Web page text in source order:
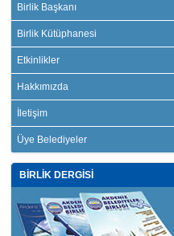
Birlik Başkanı
Birlik Kütüphanesi
Etkinlikler
Hakkımızda
İletişim
Üye Belediyeler
BİRLİK DERGİSİ